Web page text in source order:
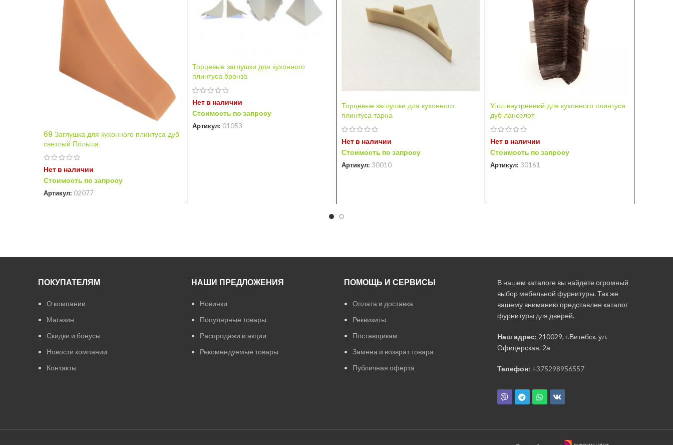
69 Заглушка для кухонного плинтуса дуб
светлый Польша
Нет в наличии
Стоимость по запросу
Артикул: 02077
Торцевые заглушки для кухонного
плинтуса бронза
Нет в наличии
Стоимость по запросу
Артикул: 01053
Торцевые заглушки для кухонного
плинтуса тарна
Нет в наличии
Стоимость по запросу
Артикул: 30010
Угол внутренний для кухонного плинтуса
дуб ланселот
Нет в наличии
Стоимость по запросу
Артикул: 30161
ПОКУПАТЕЛЯМ
О компании
Магазин
Скидки и бонусы
Новости компании
Контакты
НАШИ ПРЕДЛОЖЕНИЯ
Новинки
Популярные товары
Распродажи и акции
Рекомендуемые товары
ПОМОЩЬ И СЕРВИСЫ
Оплата и доставка
Реквизиты
Поставщикам
Замена и возврат товара
Публичная оферта
В нашем каталоге вы найдете огромный
выбор мебельной фурнитуры. Так же
вашему вниманию представлен каталог
фурнитуры для дверей.
Наш адрес: 210029, г.Витебск, ул.
Офицерская, 2а
Телефон: +375298956557